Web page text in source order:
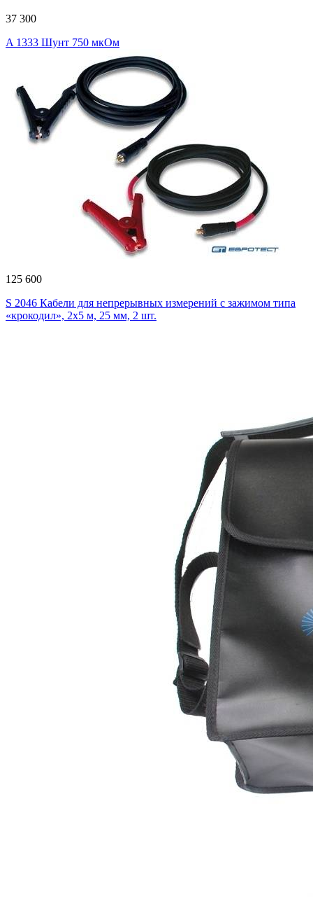
37 300
A 1333 Шунт 750 мкОм
125 600
S 2046 Кабели для непрерывных измерений с зажимом типа
«крокодил», 2х5 м, 25 мм, 2 шт.